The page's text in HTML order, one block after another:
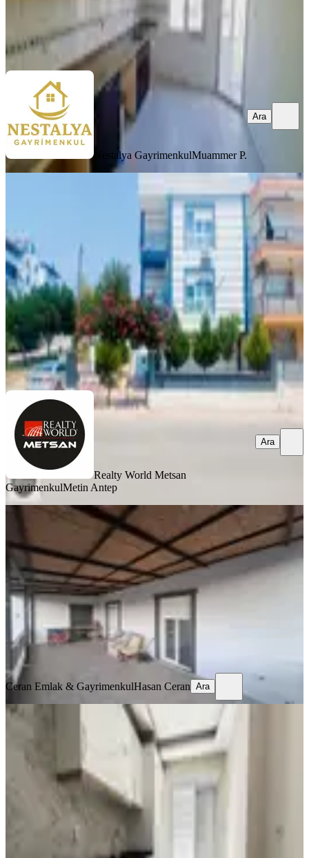
Nestalya GayrimenkulMuammer P.
Ara
Nestalya GayrimenkulMuammer P.
Ara
Kepez Barış Mahallesi Dsi Arkası
Kiralık 1+1 Temiz Daire
Kepez, Barış Mahallesi
·55 m² ·Düz Giriş (Zemin) 08.08.2026
18.000 ₺
Realty World Metsan GayrimenkulMetin Antep
Ara
Realty World Metsan
GayrimenkulMetin Antep
Ara
Kiralık Daire 2+1 Geniş
Kepez, Aktoprak Mahallesi
2+2·100 m²·2. Kat·08.08.2026
25.000 ₺
Ceran Emlak & GayrimenkulHasan Ceran
Ara
Ceran Emlak & GayrimenkulHasan Ceran Ara
YENİ
Tramvaya 5 Dk Katta Asansörlü Sıfır
3+1 Kiralık Daire
Kepez, Demirel Mahallesi
3+1·120 m² 3. Kat·07.08.2026